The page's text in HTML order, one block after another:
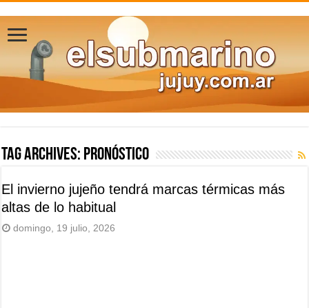
Tag Archives: pronóstico
El invierno jujeño tendrá marcas térmicas más
altas de lo habitual
domingo, 19 julio, 2026